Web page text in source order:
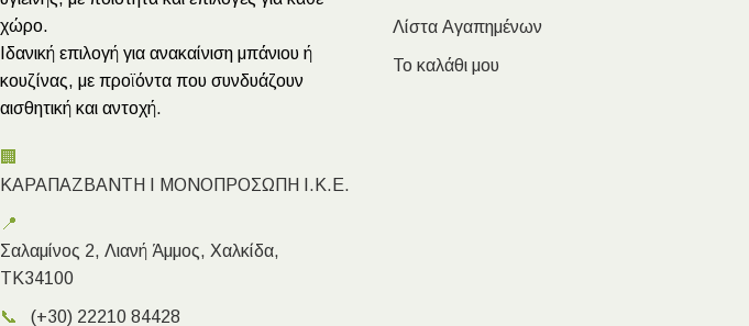
χώρο.
Ιδανική επιλογή για ανακαίνιση μπάνιου ή
κουζίνας, με προϊόντα που συνδυάζουν
αισθητική και αντοχή.
🏢
ΚΑΡΑΠΑΖΒΑΝΤΗ Ι ΜΟΝΟΠΡΟΣΩΠΗ Ι.Κ.Ε.
📍
Σαλαμίνος 2, Λιανή Άμμος, Χαλκίδα,
ΤΚ34100
📞 (+30) 22210 84428
Λίστα Αγαπημένων
Το καλάθι μου